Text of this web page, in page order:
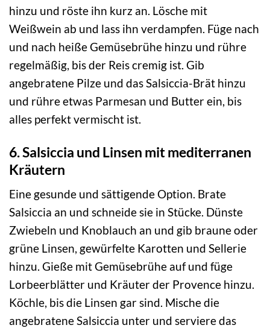
hinzu und röste ihn kurz an. Lösche mit
Weißwein ab und lass ihn verdampfen. Füge nach
und nach heiße Gemüsebrühe hinzu und rühre
regelmäßig, bis der Reis cremig ist. Gib
angebratene Pilze und das Salsiccia-Brät hinzu
und rühre etwas Parmesan und Butter ein, bis
alles perfekt vermischt ist.
6. Salsiccia und Linsen mit mediterranen
Kräutern
Eine gesunde und sättigende Option. Brate
Salsiccia an und schneide sie in Stücke. Dünste
Zwiebeln und Knoblauch an und gib braune oder
grüne Linsen, gewürfelte Karotten und Sellerie
hinzu. Gieße mit Gemüsebrühe auf und füge
Lorbeerblätter und Kräuter der Provence hinzu.
Köchle, bis die Linsen gar sind. Mische die
angebratene Salsiccia unter und serviere das